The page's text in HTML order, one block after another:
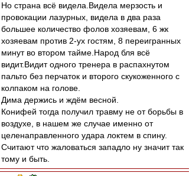
Но страна всё видела.Видела мерзость и
провокации лазурных, видела в два раза
большее количество фолов хозяевам, 6 жк
хозяевам против 2-ух гостям, 8 переигранных
минут во втором тайме.Народ бля всё
видит.Видит одного тренера в распахнутом
пальто без перчаток и второго скукоженного с
колпаком на голове.
Дима держись и ждём весной.
Конифей тогда получил травму не от борьбы в
воздухе, в нашем же случае именно от
целенаправленного удара локтем в спину.
Cчитают что жаловаться западло ну значит так
тому и быть.